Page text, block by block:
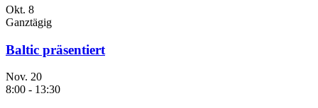
Okt. 8
Ganztägig
Baltic präsentiert
Nov. 20
8:00 - 13:30